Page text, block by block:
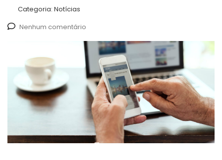
Categoria: Notícias
Nenhum comentário